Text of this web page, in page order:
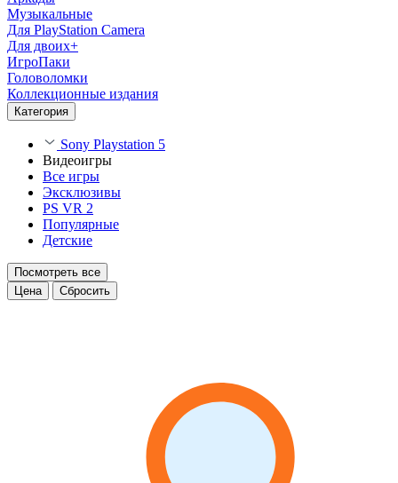
Музыкальные
Для PlayStation Camera
Для двоих+
ИгроПаки
Головоломки
Коллекционные издания
Категория
Sony Playstation 5
Видеоигры
Все игры
Эксклюзивы
PS VR 2
Популярные
Детские
Посмотреть все
Цена
Сбросить